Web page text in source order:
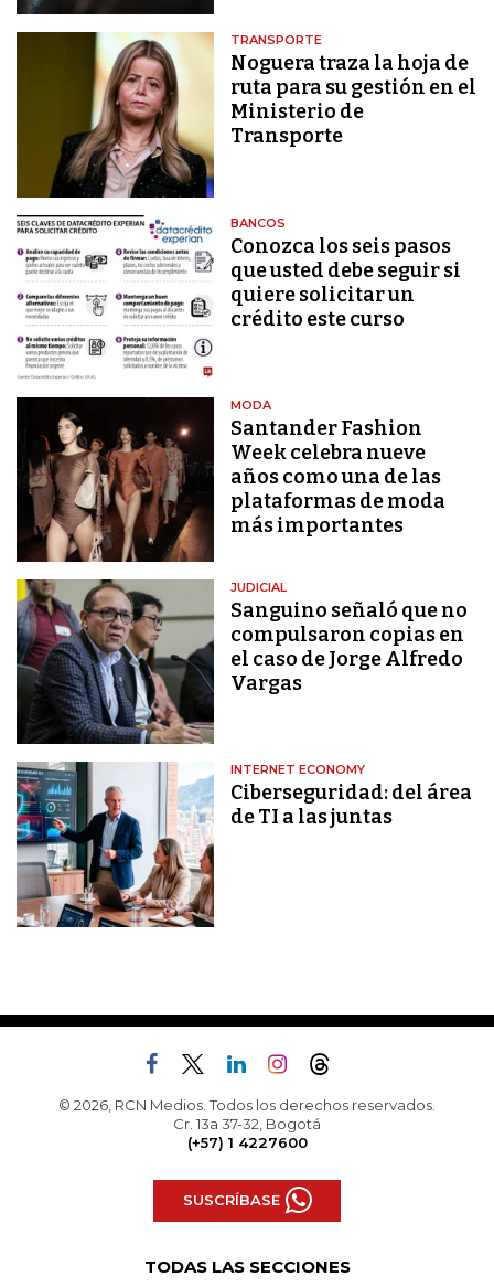
TRANSPORTE
Noguera traza la hoja de
ruta para su gestión en el
Ministerio de
Transporte
BANCOS
Conozca los seis pasos
que usted debe seguir si
quiere solicitar un
crédito este curso
MODA
Santander Fashion
Week celebra nueve
años como una de las
plataformas de moda
más importantes
JUDICIAL
Sanguino señaló que no
compulsaron copias en
el caso de Jorge Alfredo
Vargas
INTERNET ECONOMY
Ciberseguridad: del área
de TI a las juntas
© 2026, RCN Medios. Todos los derechos reservados.
Cr. 13a 37-32, Bogotá
(+57) 1 4227600
SUSCRÍBASE
TODAS LAS SECCIONES